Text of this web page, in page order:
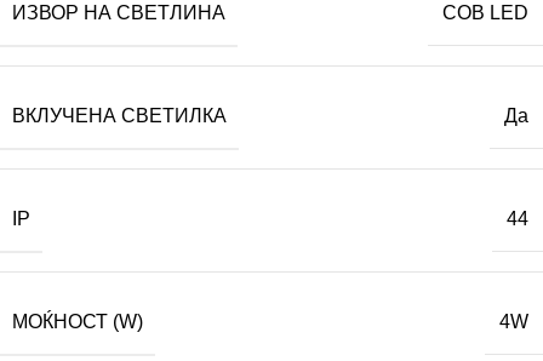
ИЗВОР НА СВЕТЛИНА COB LED
ВКЛУЧЕНА СВЕТИЛКА Да
IP 44
МОЌНОСТ (W) 4W